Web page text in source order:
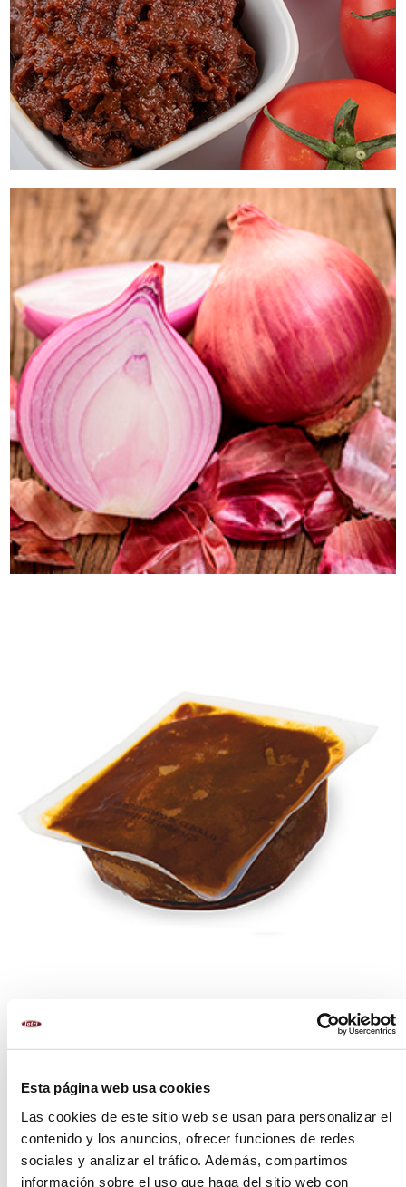
Esta página web usa cookies
Las cookies de este sitio web se usan para personalizar el
contenido y los anuncios, ofrecer funciones de redes
sociales y analizar el tráfico. Además, compartimos
información sobre el uso que haga del sitio web con
500 g
PREPARACIÓN
Microondas